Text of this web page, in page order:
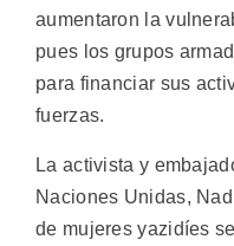
aumentaron la
pues los grupos
para financiar sus
fuerzas.
La activista y
Naciones Unidas,
de mujeres yazidíes